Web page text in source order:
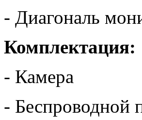
- Диагональ
Комплектация:
- Камера
- Беспроводной